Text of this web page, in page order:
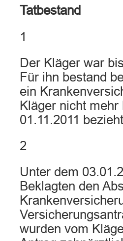
Tatbestand
1
Der Kläger war
Für ihn bestand
ein
Kläger nicht
01.11.2011
2
Unter dem
Beklagten den
wurden vom